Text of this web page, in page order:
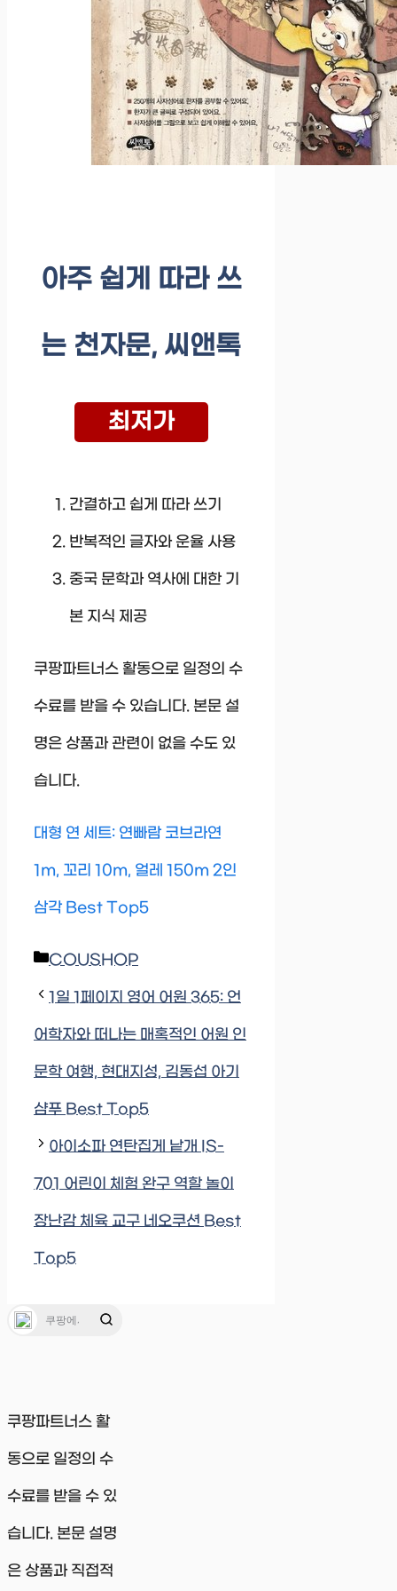
아주 쉽게 따라 쓰
는 천자문, 씨앤톡
최저가
간결하고 쉽게 따라 쓰기
반복적인 글자와 운율 사용
중국 문학과 역사에 대한 기
본 지식 제공
쿠팡파트너스 활동으로 일정의 수
수료를 받을 수 있습니다. 본문 설
명은 상품과 관련이 없을 수도 있
습니다.
대형 연 세트: 연빠람 코브라연
1m, 꼬리 10m, 얼레 150m 2인
삼각 Best Top5
Categories
COUSHOP
1일 1페이지 영어 어원 365: 언
어학자와 떠나는 매혹적인 어원 인
문학 여행, 현대지성, 김동섭 아기
샴푸 Best Top5
아이소파 연탄집게 낱개 IS-
701 어린이 체험 완구 역할 놀이
장난감 체육 교구 네오쿠션 Best
Top5
쿠팡파트너스 활
동으로 일정의 수
수료를 받을 수 있
습니다. 본문 설명
은 상품과 직접적